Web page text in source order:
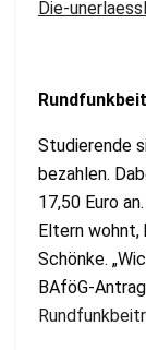
Die-
Studierende
bezahlen.
17,50 Euro
Eltern wohnt,
Schönke.
BAföG-